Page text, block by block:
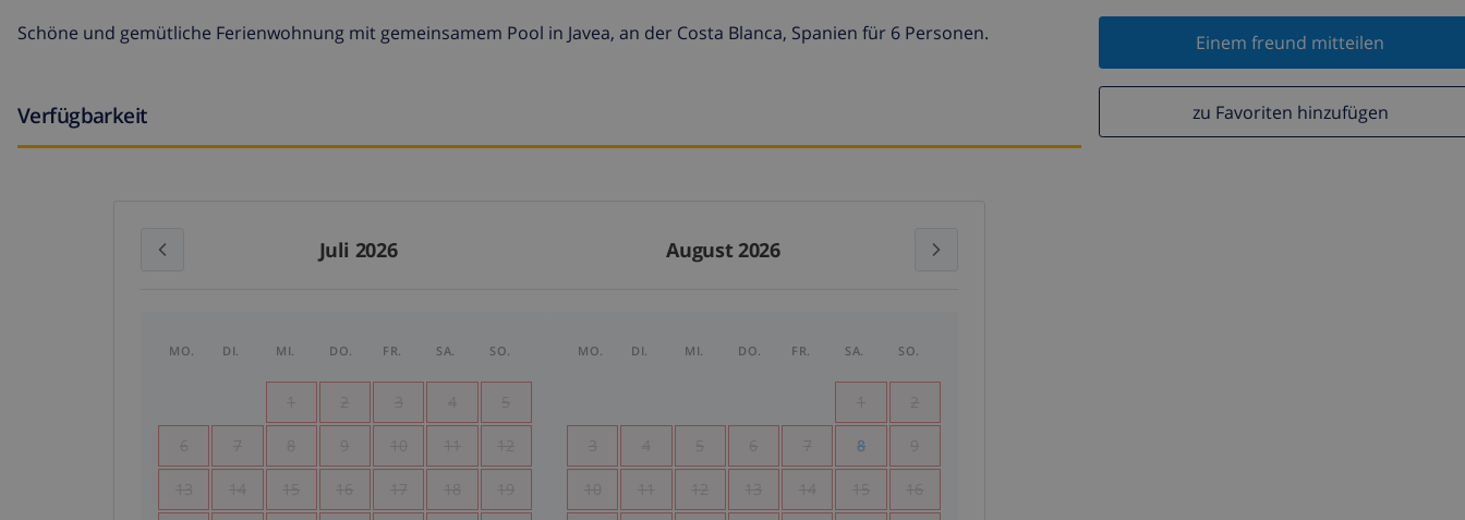
Einem freund mitteilen
zu Favoriten hinzufügen
Schöne und gemütliche Ferienwohnung mit gemeinsamem Pool in Javea, an der Costa Blanca, Spanien für 6 Personen.
Verfügbarkeit
Juli 2026 August 2026
MO. DI. MI. DO. FR. SA. SO.
1 2 3 4 5
6 7 8 9 10 11 12
13 14 15 16 17 18 19
MO. DI. MI. DO. FR. SA. SO.
1 2
3 4 5 6 7 8 9
10 11 12 13 14 15 16